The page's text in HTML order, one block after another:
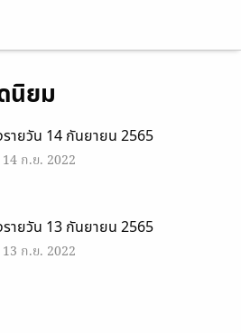
นิยม
รายวัน 14 กันยายน 2565
14 ก.ย. 2022
รายวัน 13 กันยายน 2565
13 ก.ย. 2022